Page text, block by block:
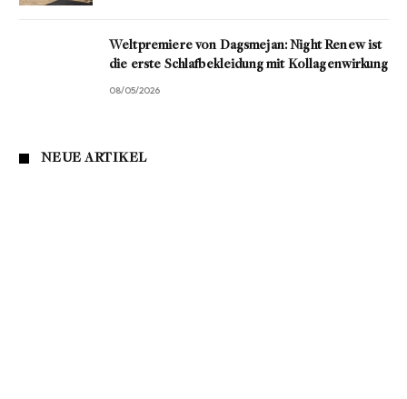
Weltpremiere von Dagsmejan: Night Renew ist
die erste Schlafbekleidung mit Kollagenwirkung
08/05/2026
NEUE ARTIKEL